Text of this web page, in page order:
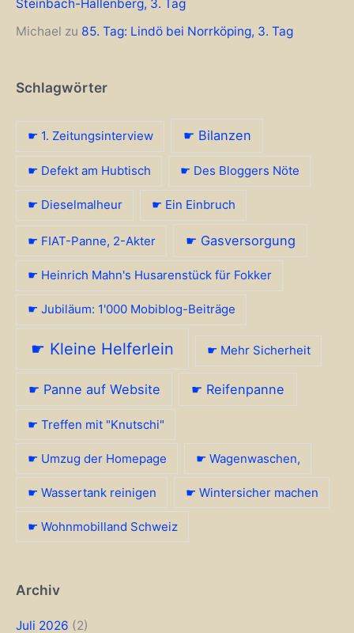
Steinbach-Hallenberg, 3. Tag
Michael zu 85. Tag: Lindö bei Norrköping, 3. Tag
Schlagwörter
☛ 1. Zeitungsinterview ☛ Bilanzen
☛ Defekt am Hubtisch ☛ Des Bloggers Nöte
☛ Dieselmalheur ☛ Ein Einbruch
☛ FIAT-Panne, 2-Akter ☛ Gasversorgung
☛ Heinrich Mahn's Husarenstück für Fokker
☛ Jubiläum: 1'000 Mobiblog-Beiträge
☛ Kleine Helferlein ☛ Mehr Sicherheit
☛ Panne auf Website ☛ Reifenpanne
☛ Treffen mit "Knutschi"
☛ Umzug der Homepage ☛ Wagenwaschen,
☛ Wassertank reinigen ☛ Wintersicher machen
☛ Wohnmobilland Schweiz
Archiv
Juli 2026 (2)